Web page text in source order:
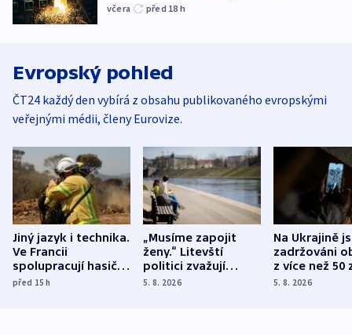
včera před 18 h
Evropský pohled
ČT24 každý den vybírá z obsahu publikovaného evropskými
veřejnými médii, členy Eurovize.
Jiný jazyk i technika.
Ve Francii
spolupracují hasiči z
různých zemí
před 15h
„Musíme zapojit
ženy.“ Litevští
politici zvažují
dohodu o
5. 8. 2026
Na Ukrajině
zadržováni
z více než 50
Bojovali na
5. 8. 2026